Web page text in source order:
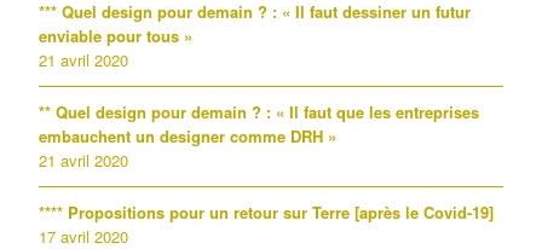
*** Quel design pour demain ? : « Il faut dessiner un futur
enviable pour tous »
21 avril 2020
** Quel design pour demain ? : « Il faut que les entreprises
embauchent un designer comme DRH »
21 avril 2020
**** Propositions pour un retour sur Terre [après le Covid-19]
17 avril 2020